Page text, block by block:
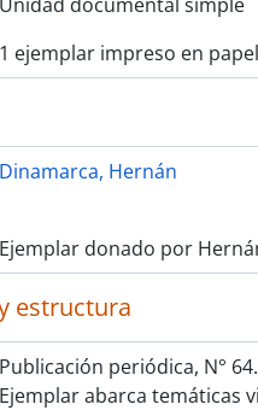
1 ejemplar impreso en
Dinamarca, Hernán
Ejemplar donado por
estructura
Publicación periódica, N°
Ejemplar abarca temáticas